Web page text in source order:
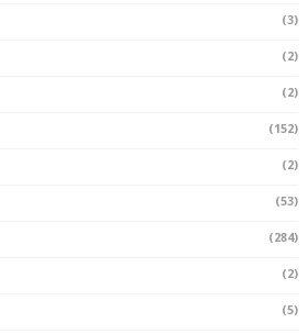
(3)
(2)
(2)
(152)
(2)
(53)
(284)
(2)
(5)